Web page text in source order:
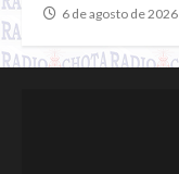
6 de agosto de 2026